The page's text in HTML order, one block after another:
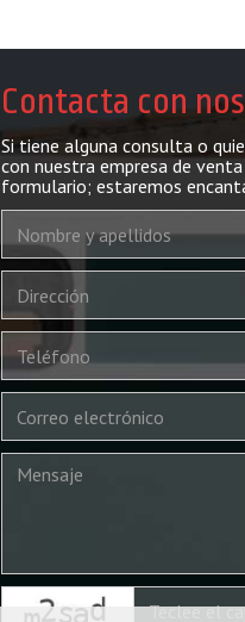
Contacta con
Si tiene alguna consulta o
con nuestra empresa de
formulario; estaremos